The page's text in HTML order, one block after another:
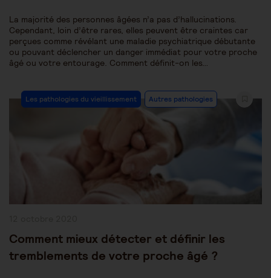
La majorité des personnes âgées n’a pas d’hallucinations.
Cependant, loin d’être rares, elles peuvent être craintes car
perçues comme révélant une maladie psychiatrique débutante
ou pouvant déclencher un danger immédiat pour votre proche
âgé ou votre entourage. Comment définit-on les…
Post
Category:
Les pathologies du vieillissement Autres pathologies
Comment mieux détecter et définir les
tremblements de votre proche âgé ?